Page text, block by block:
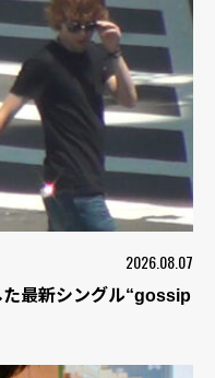
2026.08.07
最新シングル“gossip